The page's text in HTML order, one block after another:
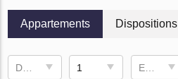
Appartements Dispositions
1 Espace de vie